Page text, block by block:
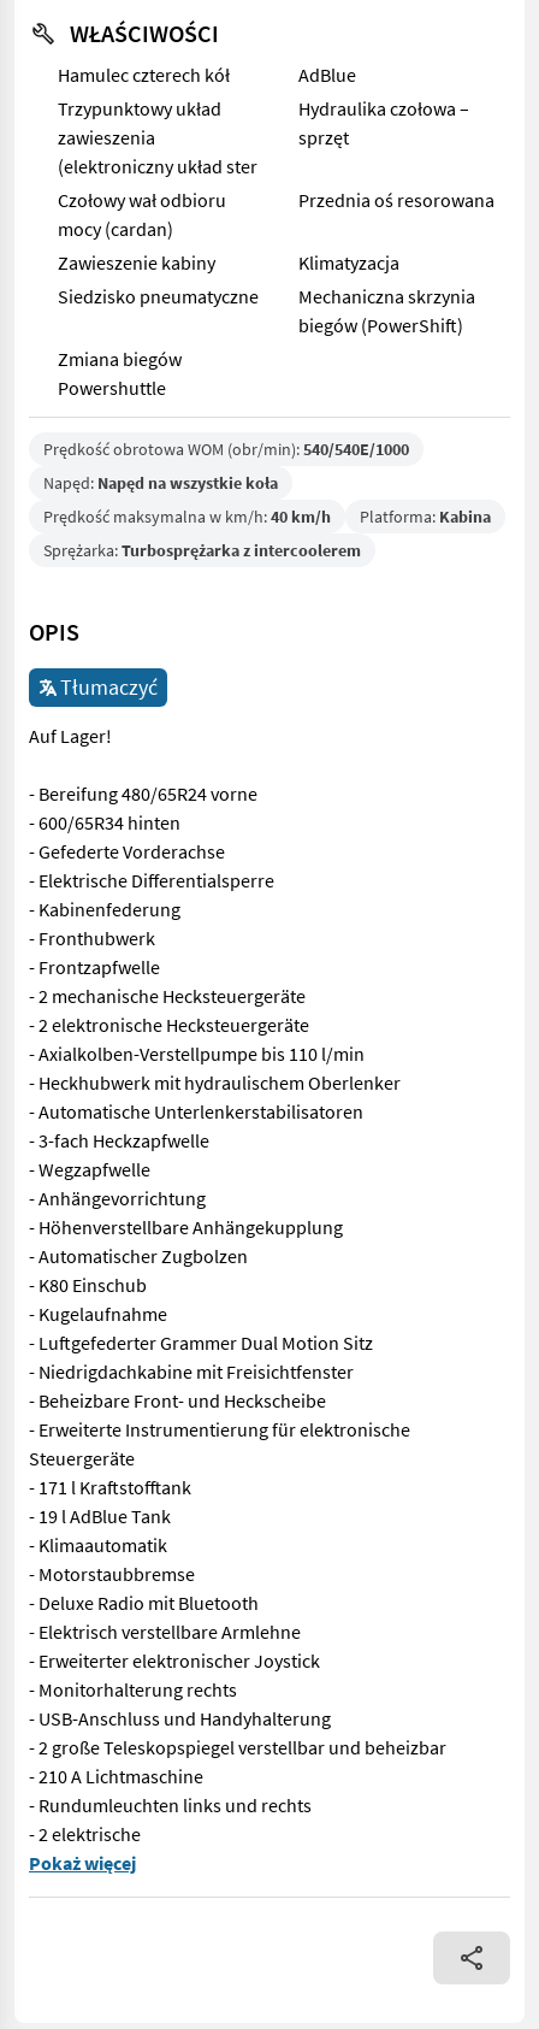
WŁAŚCIWOŚCI
Hamulec czterech kół
AdBlue
Trzypunktowy układ
zawieszenia
(elektroniczny układ ster
Hydraulika czołowa –
sprzęt
Czołowy wał odbioru
mocy (cardan)
Przednia oś resorowana
Zawieszenie kabiny
Klimatyzacja
Siedzisko pneumatyczne
Mechaniczna skrzynia
biegów (PowerShift)
Zmiana biegów
Powershuttle
Prędkość obrotowa WOM (obr/min):540/540E/1000
Napęd: Napęd na wszystkie koła
Prędkość maksymalna w km/h:40 km/h Platforma: Kabina
Sprężarka:Turbosprężarka z intercoolerem
OPIS
Tłumaczyć
Auf Lager!
- Bereifung 480/65R24 vorne
- 600/65R34 hinten
- Gefederte Vorderachse
- Elektrische Differentialsperre
- Kabinenfederung
- Fronthubwerk
- Frontzapfwelle
- 2 mechanische Hecksteuergeräte
- 2 elektronische Hecksteuergeräte
- Axialkolben-Verstellpumpe bis 110 l/min
- Heckhubwerk mit hydraulischem Oberlenker
- Automatische Unterlenkerstabilisatoren
- 3-fach Heckzapfwelle
- Wegzapfwelle
- Anhängevorrichtung
- Höhenverstellbare Anhängekupplung
- Automatischer Zugbolzen
- K80 Einschub
- Kugelaufnahme
- Luftgefederter Grammer Dual Motion Sitz
- Niedrigdachkabine mit Freisichtfenster
- Beheizbare Front- und Heckscheibe
- Erweiterte Instrumentierung für elektronische
Steuergeräte
- 171 l Kraftstofftank
- 19 l AdBlue Tank
- Klimaautomatik
- Motorstaubbremse
- Deluxe Radio mit Bluetooth
- Elektrisch verstellbare Armlehne
- Erweiterter elektronischer Joystick
- Monitorhalterung rechts
- USB-Anschluss und Handyhalterung
- 2 große Teleskopspiegel verstellbar und beheizbar
- 210 A Lichtmaschine
- Rundumleuchten links und rechts
- 2 elektrische
Auf Lager! - Bereifung 480/65R24 vorne - 600/65R34 hinten -
Pokaż więcej